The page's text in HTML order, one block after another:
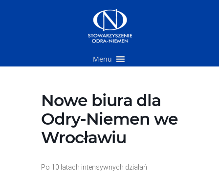
Menu
Nowe biura dla
Odry-Niemen we
Wrocławiu
Po 10 latach intensywnych działań